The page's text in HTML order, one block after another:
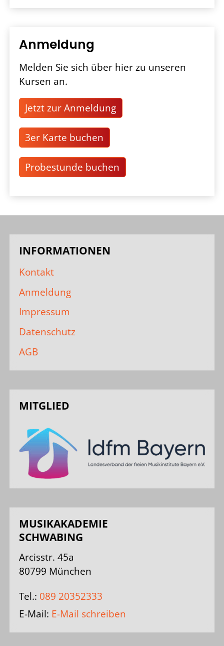
Anmeldung
Melden Sie sich über hier zu unseren
Kursen an.
Jetzt zur Anmeldung
3er Karte buchen
Probestunde buchen
INFORMATIONEN
Kontakt
Anmeldung
Impressum
Datenschutz
AGB
MITGLIED
MUSIKAKADEMIE
SCHWABING
Arcisstr. 45a
80799 München
Tel.: 089 20352333
E-Mail: E-Mail schreiben